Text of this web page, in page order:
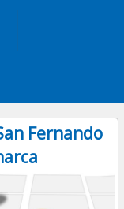
Fernando